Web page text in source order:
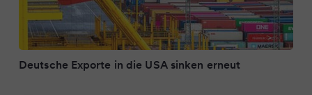
Deutsche Exporte in die USA sinken erneut